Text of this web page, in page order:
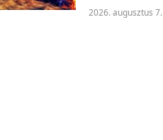
2026. augusztus 7.